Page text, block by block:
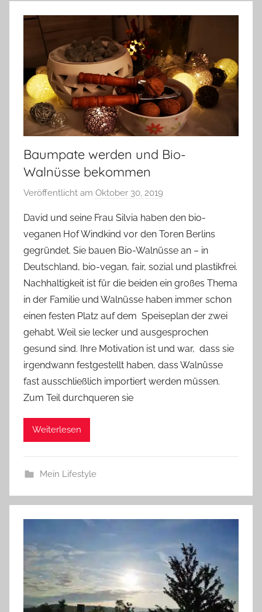
Baumpate werden und Bio-
Walnüsse bekommen
Veröffentlicht am Oktober 30, 2019
n
Y
v
o
n
n
e
David und seine Frau Silvia haben den bio-
veganen Hof Windkind vor den Toren Berlins
gegründet. Sie bauen Bio-Walnüsse an – in
Deutschland, bio-vegan, fair, sozial und plastikfrei.
Nachhaltigkeit ist für die beiden ein großes Thema
in der Familie und Walnüsse haben immer schon
einen festen Platz auf dem Speiseplan der zwei
gehabt. Weil sie lecker und ausgesprochen
gesund sind. Ihre Motivation ist und war, dass sie
irgendwann festgestellt haben, dass Walnüsse
fast ausschließlich importiert werden müssen.
Zum Teil durchqueren sie
Weiterlesen
Mein Lifestyle